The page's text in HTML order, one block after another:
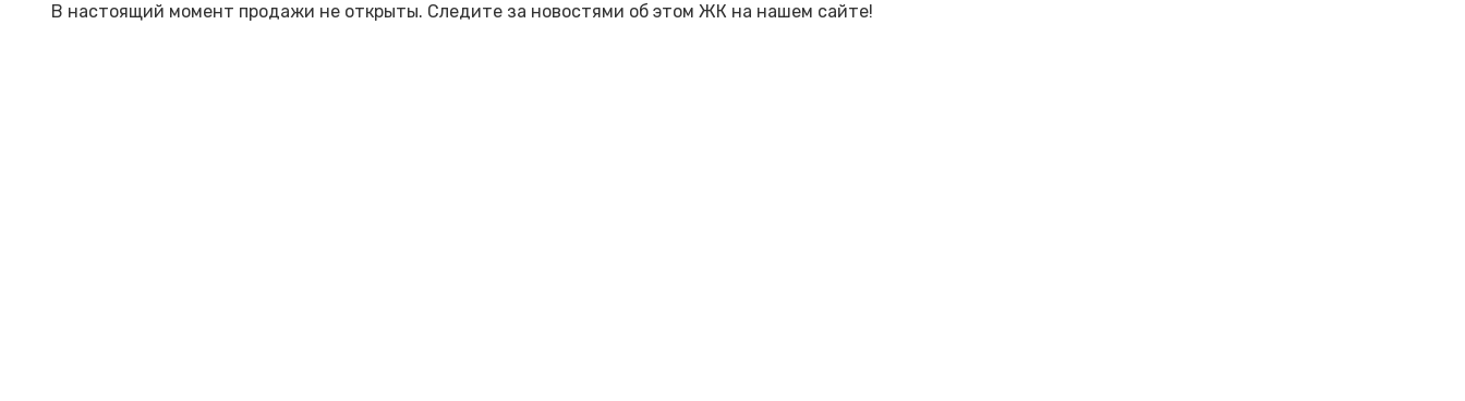
В настоящий момент продажи не открыты. Следите за новостями об этом ЖК на нашем сайте!